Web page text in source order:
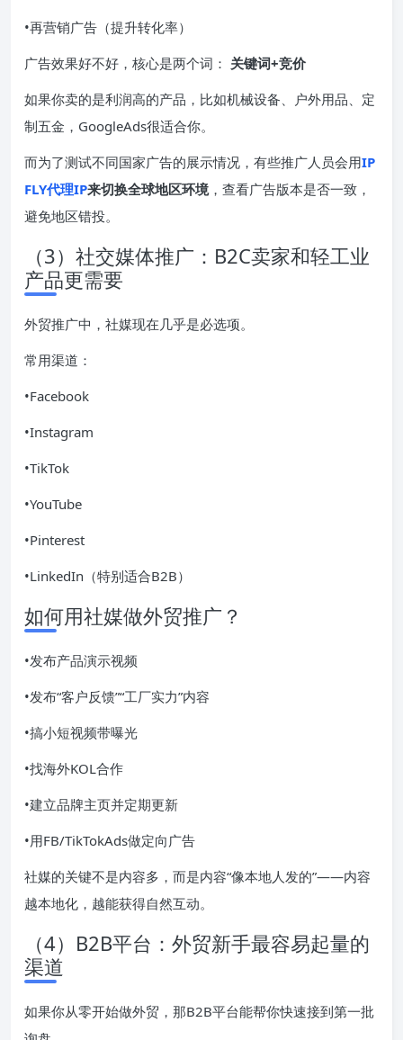
•再营销广告（提升转化率）
广告效果好不好，核心是两个词： 关键词+竞价
如果你卖的是利润高的产品，比如机械设备、户外用品、定
制五金，GoogleAds很适合你。
而为了测试不同国家广告的展示情况，有些推广人员会用IP
FLY代理IP来切换全球地区环境，查看广告版本是否一致，
避免地区错投。
（3）社交媒体推广：B2C卖家和轻工业
产品更需要
外贸推广中，社媒现在几乎是必选项。
常用渠道：
•Facebook
•Instagram
•TikTok
•YouTube
•Pinterest
•LinkedIn（特别适合B2B）
如何用社媒做外贸推广？
•发布产品演示视频
•发布“客户反馈”“工厂实力”内容
•搞小短视频带曝光
•找海外KOL合作
•建立品牌主页并定期更新
•用FB/TikTokAds做定向广告
社媒的关键不是内容多，而是内容“像本地人发的”——内容
越本地化，越能获得自然互动。
（4）B2B平台：外贸新手最容易起量的
渠道
如果你从零开始做外贸，那B2B平台能帮你快速接到第一批